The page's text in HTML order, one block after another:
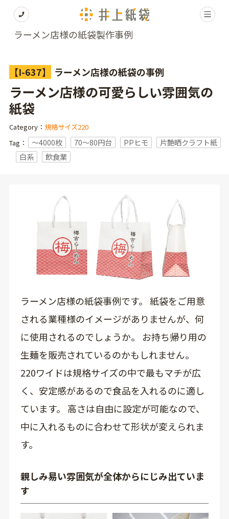
ラーメン店様の紙袋製作事例
【I-637】 ラーメン店様の紙袋の事例
ラーメン店様の可愛らしい雰囲気の
紙袋
Category： 規格サイズ220
Tag：
〜4000枚 70～80円台 PPヒモ
片艶晒クラフト紙
白系
飲食業
ラーメン店様の紙袋事例です。 紙袋をご用意
される業種様のイメージがありませんが、何
に使用されるのでしょうか。 お持ち帰り用の
生麺を販売されているのかもしれません。
220ワイドは規格サイズの中で最もマチが広
く、安定感があるので食品を入れるのに適し
ています。 高さは自由に設定が可能なので、
中に入れるものに合わせて形状が変えられま
す。
親しみ易い雰囲気が全体からにじみ出ていま
す